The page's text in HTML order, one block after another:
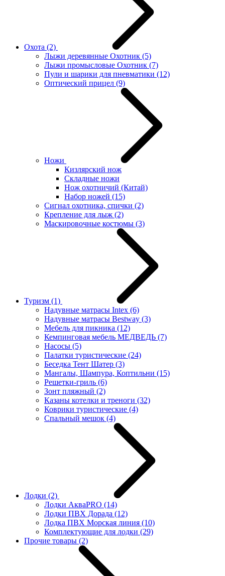
Охота (2)
Лыжи деревянные Охотник (5)
Лыжи промысловые Охотник (7)
Пули и шарики для пневматики (12)
Оптический прицел (9)
Ножи
Кизлярский нож
Складные ножи
Нож охотничий (Китай)
Набор ножей (15)
Сигнал охотника, спички (2)
Крепление для лыж (2)
Маскировочные костюмы (3)
Туризм (1)
Надувные матрасы Intex (6)
Надувные матрасы Bestway (3)
Мебель для пикника (12)
Кемпинговая мебель МЕДВЕДЬ (7)
Насосы (5)
Палатки туристические (24)
Беседка Тент Шатер (3)
Мангалы, Шампура, Коптильни (15)
Решетки-гриль (6)
Зонт пляжный (2)
Казаны котелки и треноги (32)
Коврики туристические (4)
Спальный мешок (4)
Лодки (2)
Лодки АкваPRO (14)
Лодки ПВХ Дорада (12)
Лодка ПВХ Морская линия (10)
Комплектующие для лодки (29)
Прочие товары (2)